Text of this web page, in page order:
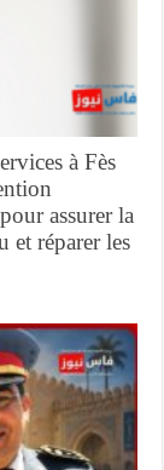
à Fès
assurer la
et réparer les